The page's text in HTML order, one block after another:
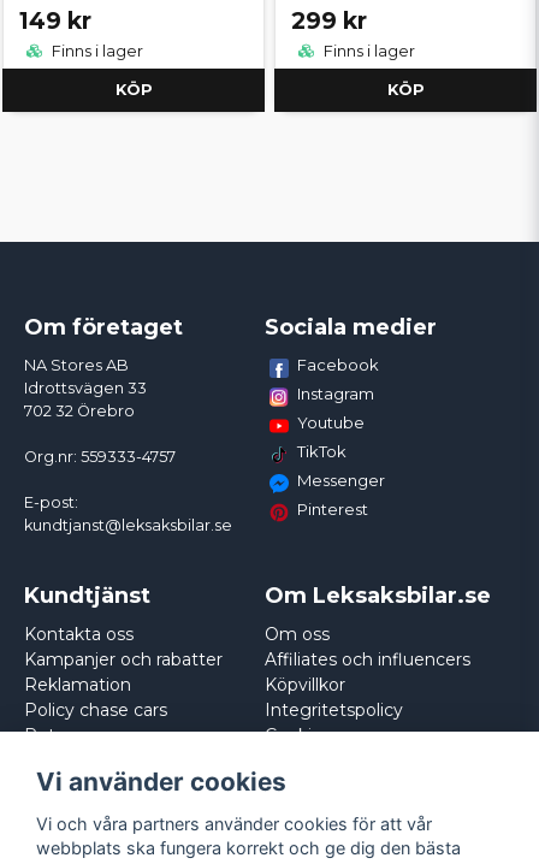
149 kr
Finns i lager
KÖP
299 kr
Finns i lager
KÖP
Om företaget
NA Stores AB
Idrottsvägen 33
702 32 Örebro
Org.nr: 559333-4757
E-post:
kundtjanst@leksaksbilar.se
Sociala medier
Facebook
Instagram
Youtube
TikTok
Messenger
Pinterest
Kundtjänst
Kontakta oss
Kampanjer och rabatter
Reklamation
Policy chase cars
Returnera
Om Leksaksbilar.se
Om oss
Affiliates och influencers
Köpvillkor
Integritetspolicy
Cookies
Vi använder cookies
Vi och våra partners använder cookies för att vår
webbplats ska fungera korrekt och ge dig den bästa